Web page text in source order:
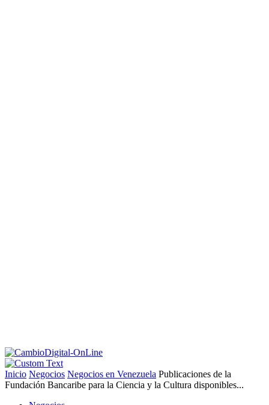
Inicio Negocios Negocios en Venezuela Publicaciones de la
Fundación Bancaribe para la Ciencia y la Cultura disponibles...